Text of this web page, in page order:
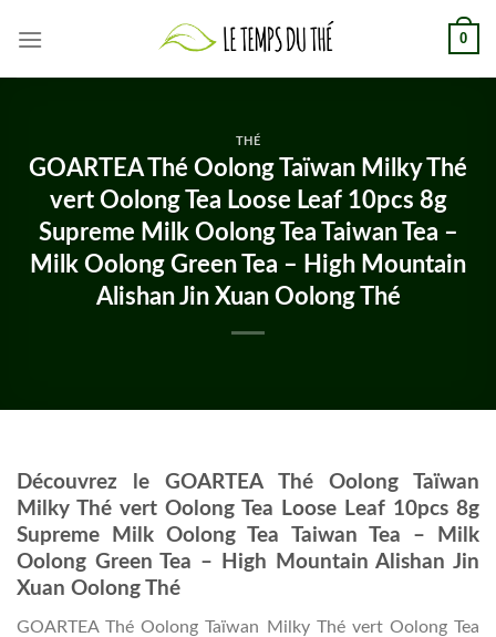
0
THÉ
GOARTEA Thé Oolong Taïwan Milky Thé
vert Oolong Tea Loose Leaf 10pcs 8g
Supreme Milk Oolong Tea Taiwan Tea –
Milk Oolong Green Tea – High Mountain
Alishan Jin Xuan Oolong Thé
Découvrez le GOARTEA Thé Oolong Taïwan
Milky Thé vert Oolong Tea Loose Leaf 10pcs 8g
Supreme Milk Oolong Tea Taiwan Tea – Milk
Oolong Green Tea – High Mountain Alishan Jin
Xuan Oolong Thé
GOARTEA Thé Oolong Taïwan Milky Thé vert Oolong Tea